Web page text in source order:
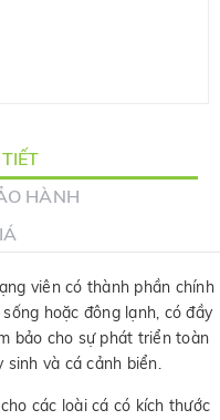
HÀNH
viên có thành phần chính
hoặc đông lạnh, có đầy
bảo cho sự phát triển toàn
và cá cảnh biển.
các loài cá có kích thước